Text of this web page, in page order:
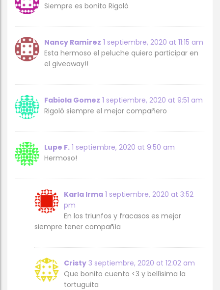
Siempre es bonito Rigoló
Nancy Ramírez 1 septiembre, 2020 at 11:15 am
Esta hermoso el peluche quiero participar en
el giveaway!!
Fabiola Gomez 1 septiembre, 2020 at 9:51 am
Rigoló siempre el mejor compañero
Lupe F. 1 septiembre, 2020 at 9:50 am
Hermoso!
Karla Irma 1 septiembre, 2020 at 3:52
pm
En los triunfos y fracasos es mejor
siempre tener compañía
Cristy 3 septiembre, 2020 at 12:02 am
Que bonito cuento <3 y bellísima la
tortuguita